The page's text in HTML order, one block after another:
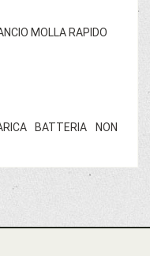
MOLLA RAPIDO
BATTERIA NON